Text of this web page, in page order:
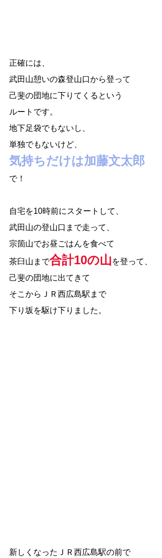
正確には、
武田山憩いの森登山口から登って
己斐の団地に下りてくるという
ルートです。
地下足袋でもないし、
単独でもないけど、
気持ちだけは加藤文太郎
で！
自宅を10時前にスタートして、
武田山の登山口まで走って、
宗箇山でお昼ごはんを食べて
茶臼山まで合計10の山を登って、
己斐の団地に出てきて
そこからＪＲ西広島駅まで
下り坂を駆け下りました。
新しくなったＪＲ西広島駅の前で